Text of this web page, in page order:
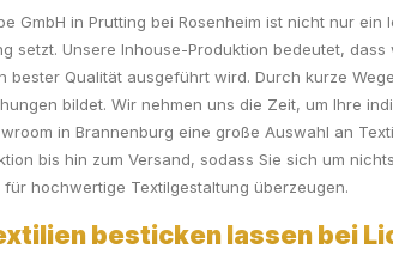
GmbH in Prutting bei Rosenheim ist nicht nur
setzt. Unsere Inhouse-Produktion bedeutet,
bester Qualität ausgeführt wird. Durch kurze
bildet. Wir nehmen uns die Zeit, um Ihre
in Brannenburg eine große Auswahl an
bis hin zum Versand, sodass Sie sich um
hochwertige Textilgestaltung überzeugen.
besticken lassen bei